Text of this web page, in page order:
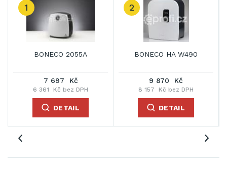
1
BONECO 2055A
7 697 Kč
6 361 Kč bez DPH
DETAIL
2
BONECO HA W490
9 870 Kč
8 157 Kč bez DPH
DETAIL